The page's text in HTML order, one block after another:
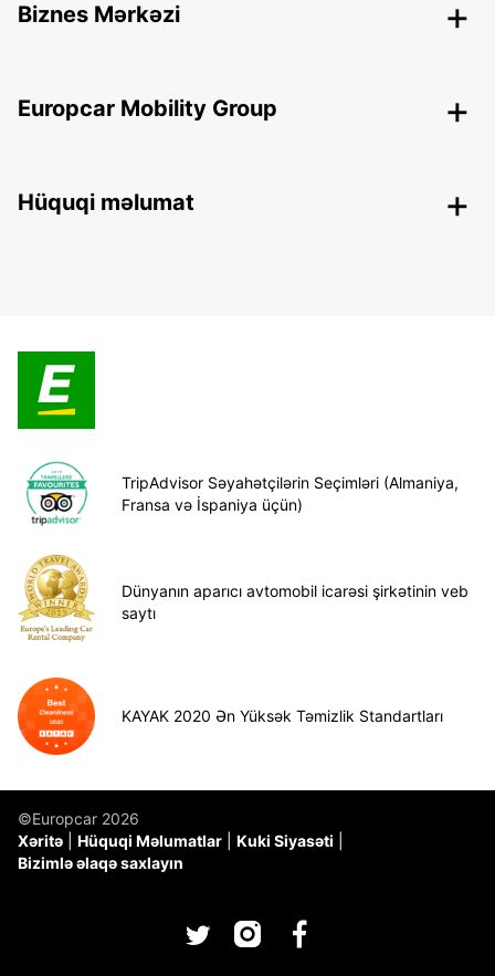
Biznes Mərkəzi
Europcar Mobility Group
Hüquqi məlumat
TripAdvisor Səyahətçilərin Seçimləri (Almaniya,
Fransa və İspaniya üçün)
Dünyanın aparıcı avtomobil icarəsi şirkətinin veb
saytı
KAYAK 2020 Ən Yüksək Təmizlik Standartları
©Europcar 2026
Xəritə
Hüquqi Məlumatlar
Kuki Siyasəti
Bizimlə əlaqə saxlayın